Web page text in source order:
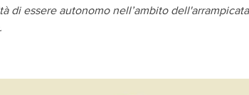
di essere autonomo nell’ambito